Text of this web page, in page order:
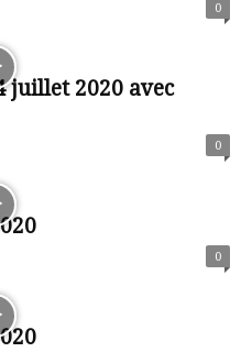
0
juillet 2020 avec
0
0